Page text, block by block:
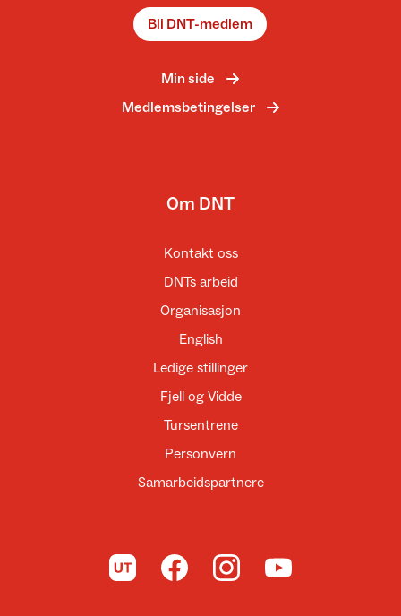
Bli DNT-medlem
Min side
Medlemsbetingelser
Om DNT
Kontakt oss
DNTs arbeid
Organisasjon
English
Ledige stillinger
Fjell og Vidde
Tursentrene
Personvern
Samarbeidspartnere
Til UT.no Til DNT på Facebook
Til DNT på Instagram
Til DNT på YouTube